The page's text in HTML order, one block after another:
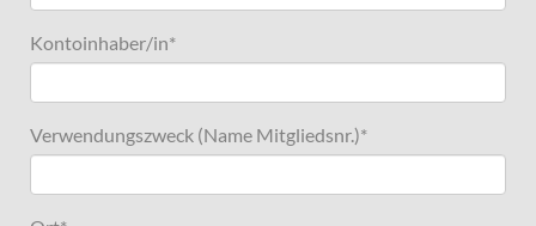
Kontoinhaber/in*
Verwendungszweck (Name Mitgliedsnr.)*